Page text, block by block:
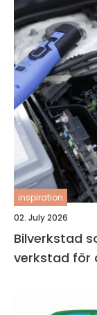
inspiration
02. July 2026
Bilverkstad
verkstad för